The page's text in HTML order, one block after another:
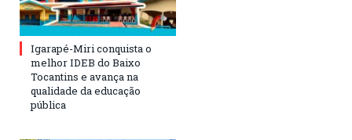
Igarapé-Miri conquista o
melhor IDEB do Baixo
Tocantins e avança na
qualidade da educação
pública